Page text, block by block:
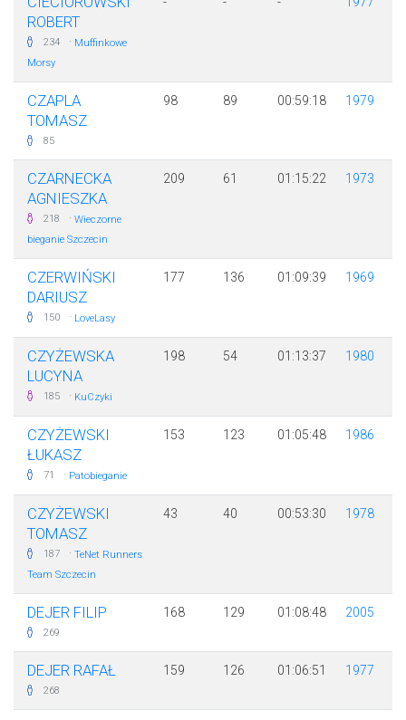
ROBERT
234 · Muffinkowe
Morsy
CZAPLA
TOMASZ
85
98 89 00:59:18 1979
CZARNECKA
AGNIESZKA
218 · Wieczorne
bieganie Szczecin
209 61 01:15:22 1973
CZERWIŃSKI
DARIUSZ
150 · LoveLasy
177 136 01:09:39 1969
CZYŻEWSKA
LUCYNA
185 · KuCzyki
198 54 01:13:37 1980
CZYŻEWSKI
ŁUKASZ
71 · Patobieganie
153 123 01:05:48 1986
CZYŻEWSKI
TOMASZ
187 · TeNet Runners
Team Szczecin
43 40 00:53:30 1978
DEJER FILIP
269
168 129 01:08:48 2005
DEJER RAFAŁ
268
159 126 01:06:51 1977